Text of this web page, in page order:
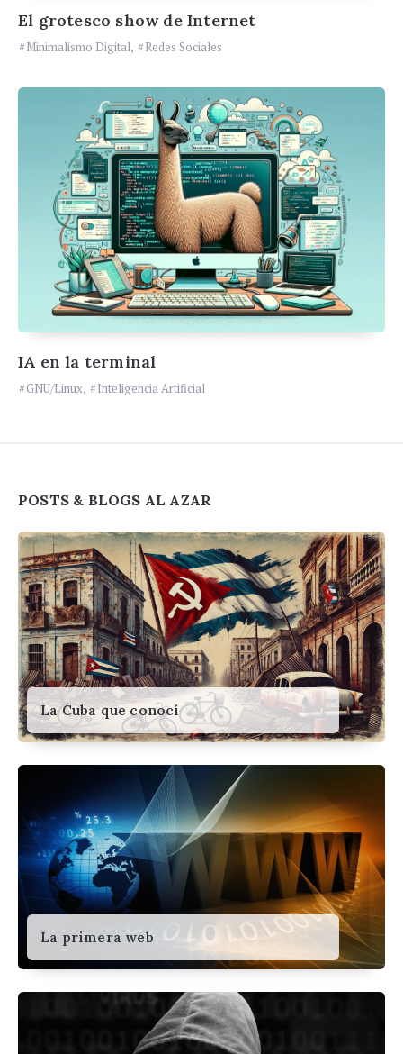
El grotesco show de Internet
Minimalismo Digital, Redes Sociales
IA en la terminal
GNU/Linux, Inteligencia Artificial
Widgets
POSTS & BLOGS AL AZAR
La Cuba que conocí
La primera web